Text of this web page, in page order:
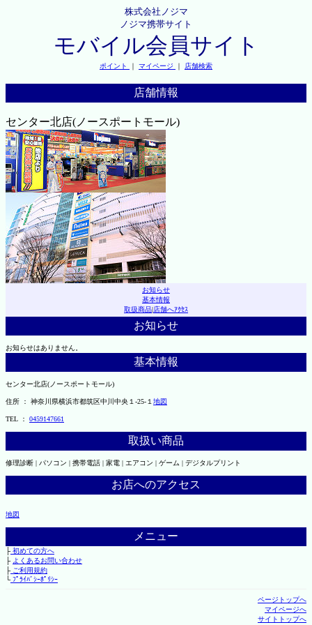
株式会社ノジマ
ノジマ携帯サイト
モバイル会員サイト
ポイント ｜ マイページ ｜ 店舗検索
店舗情報
センター北店(ノースポートモール)
お知らせ
基本情報
取扱商品|店舗へｱｸｾｽ
お知らせ
お知らせはありません。
基本情報
センター北店(ノースポートモール)
住所 ： 神奈川県横浜市都筑区中川中央１-25-１ 地図
TEL ： 0459147661
取扱い商品
修理診断 | パソコン | 携帯電話 | 家電 | エアコン | ゲーム | デジタルプリント
お店へのアクセス
地図
メニュー
├初めての方へ
├ よくあるお問い合わせ
├ご利用規約
└ﾌﾟﾗｲﾊﾞｼｰﾎﾟﾘｼｰ
ページトップへ
マイページへ
サイトトップへ